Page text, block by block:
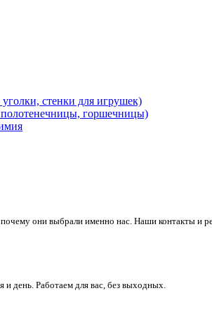
стенки для игрушек)
горшечницы)
они выбрали именно нас. Наши контакты и
день. Работаем для вас, без выходных.